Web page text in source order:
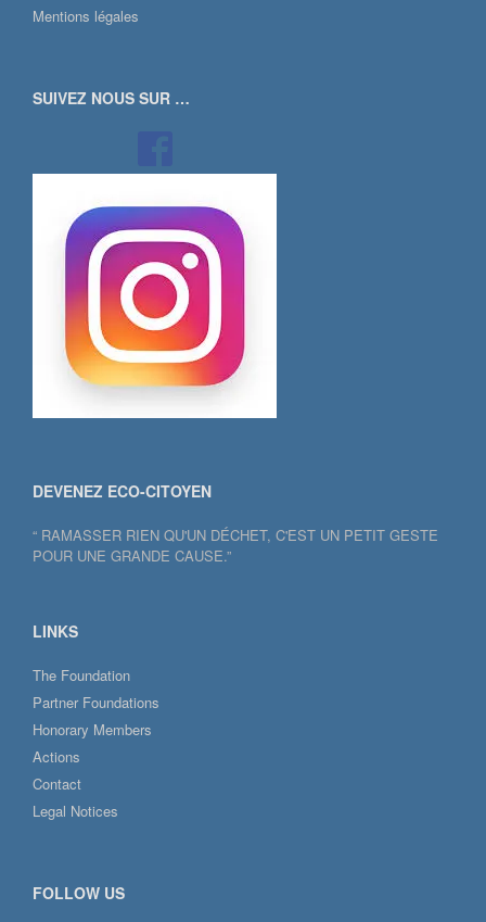
Mentions légales
SUIVEZ NOUS SUR …
DEVENEZ ECO-CITOYEN
“ RAMASSER RIEN QU'UN DÉCHET, C'EST UN PETIT GESTE
POUR UNE GRANDE CAUSE.”
LINKS
The Foundation
Partner Foundations
Honorary Members
Actions
Contact
Legal Notices
FOLLOW US